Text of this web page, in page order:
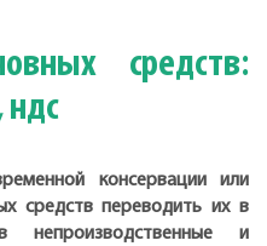
средств:
ндс
консервации или
средств переводить их в
непроизводственные и